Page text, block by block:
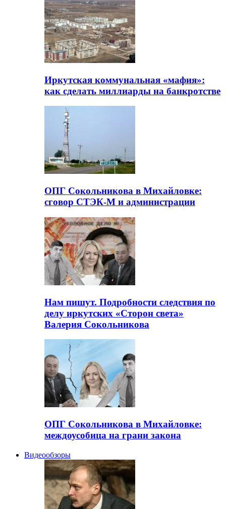
Иркутская коммунальная «мафия»:
как сделать миллиарды на банкротстве
ОПГ Сокольникова в Михайловке:
сговор СТЭК-М и администрации
Нам пишут. Подробности следствия по
делу иркутских «Сторон света»
Валерия Сокольникова
ОПГ Сокольникова в Михайловке:
междоусобица на грани закона
Видеообзоры